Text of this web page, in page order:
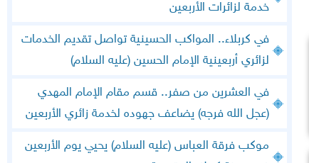
خدمة لزائرات الأربعين
في كربلاء.. المواكب الحسينية تواصل تقديم الخدمات
لزائري أربعينية الإمام الحسين (عليه السلام)
في العشرين من صفر.. قسم مقام الإمام المهدي
(عجل الله فرجه) يضاعف جهوده لخدمة زائري الأربعين
موكب فرقة العباس (عليه السلام) يحيي يوم الأربعين